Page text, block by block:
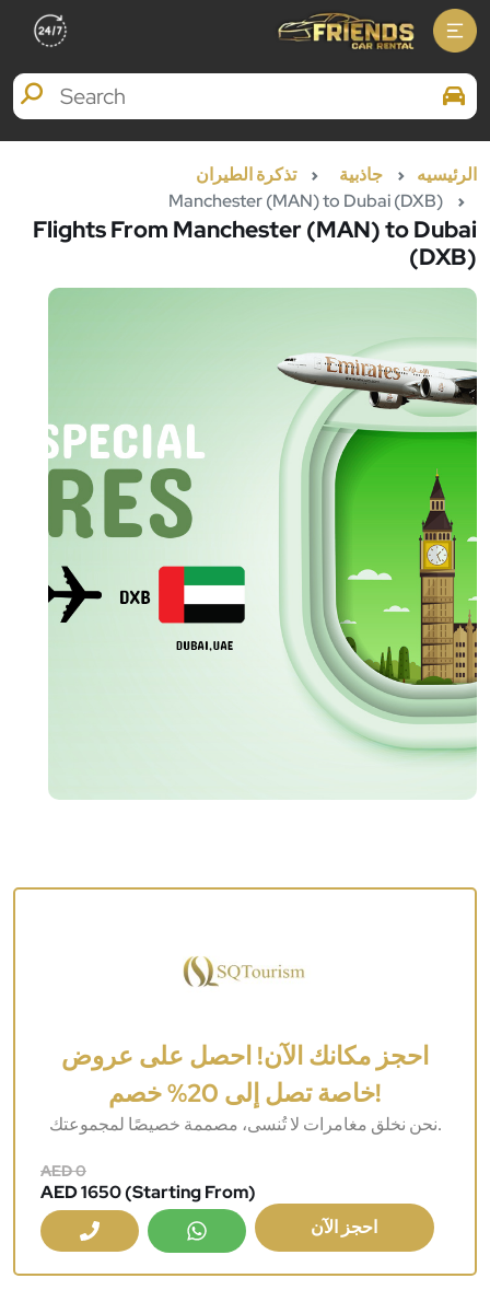
Search Brands
الرئيسيه جاذبية
تذكرة الطيران
Flights From Manchester (MAN) to Dubai
(DXB)
احجز مكانك الآن! احصل على عروض
خاصة تصل إلى 20% خصم!
نحن نخلق مغامرات لا تُنسى، مصممة خصيصًا لمجموعتك.
AED 0
AED 1650 (Starting From)
احجز الآن